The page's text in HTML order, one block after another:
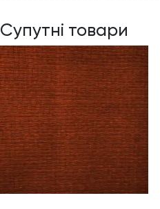
Супутні товари